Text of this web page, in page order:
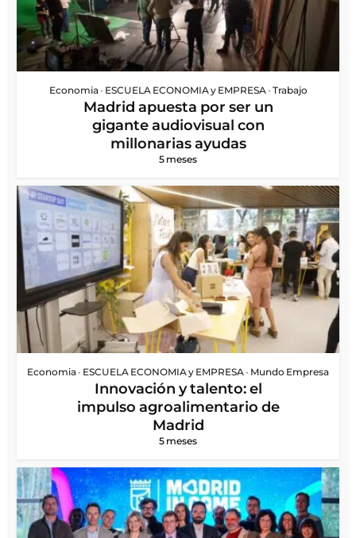
Economia • ESCUELA ECONOMIA y EMPRESA • Trabajo
Madrid apuesta por ser un
gigante audiovisual con
millonarias ayudas
5 meses
Economia • ESCUELA ECONOMIA y EMPRESA • Mundo Empresa
Innovación y talento: el
impulso agroalimentario de
Madrid
5 meses